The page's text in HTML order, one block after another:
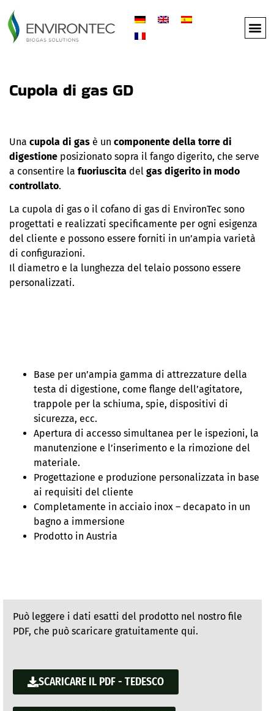
Cupola di gas GD
Una cupola di gas è un componente della torre di
digestione posizionato sopra il fango digerito, che serve
a consentire la fuoriuscita del gas digerito in modo
controllato.
La cupola di gas o il cofano di gas di EnvironTec sono
progettati e realizzati specificamente per ogni esigenza
del cliente e possono essere forniti in un’ampia varietà
di configurazioni.
Il diametro e la lunghezza del telaio possono essere
personalizzati.
Base per un’ampia gamma di attrezzature della
testa di digestione, come flange dell’agitatore,
trappole per la schiuma, spie, dispositivi di
sicurezza, ecc.
Apertura di accesso simultanea per le ispezioni, la
manutenzione e l’inserimento e la rimozione del
materiale.
Progettazione e produzione personalizzata in base
ai requisiti del cliente
Completamente in acciaio inox – decapato in un
bagno a immersione
Prodotto in Austria
Può leggere i dati esatti del prodotto nel nostro file
PDF, che può scaricare gratuitamente qui.
SCARICARE IL PDF - TEDESCO